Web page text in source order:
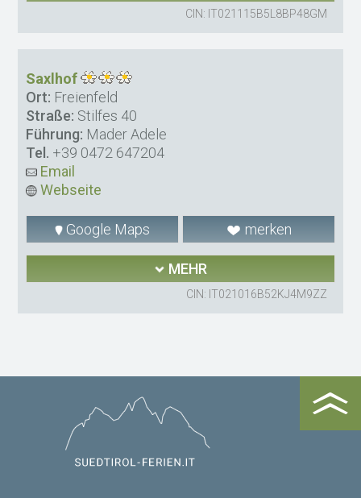
CIN: IT021115B5L8BP48GM
Saxlhof
Ort: Freienfeld
Straße: Stilfes 40
Führung: Mader Adele
Tel. +39 0472 647204
Email
Webseite
Google Maps merken
MEHR
CIN: IT021016B52KJ4M9ZZ